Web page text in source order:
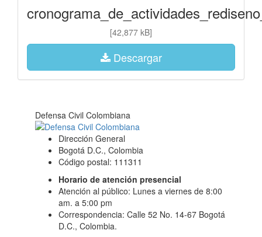
[42,877 kB]
Descargar
Defensa Civil Colombiana
Dirección General
Bogotá D.C., Colombia
Código postal: 111311
Horario de atención presencial
Atención al público: Lunes a viernes de 8:00
am. a 5:00 pm
Correspondencia: Calle 52 No. 14-67 Bogotá
D.C., Colombia.